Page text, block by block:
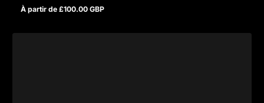
Prix normal
À partir de £100.00 GBP